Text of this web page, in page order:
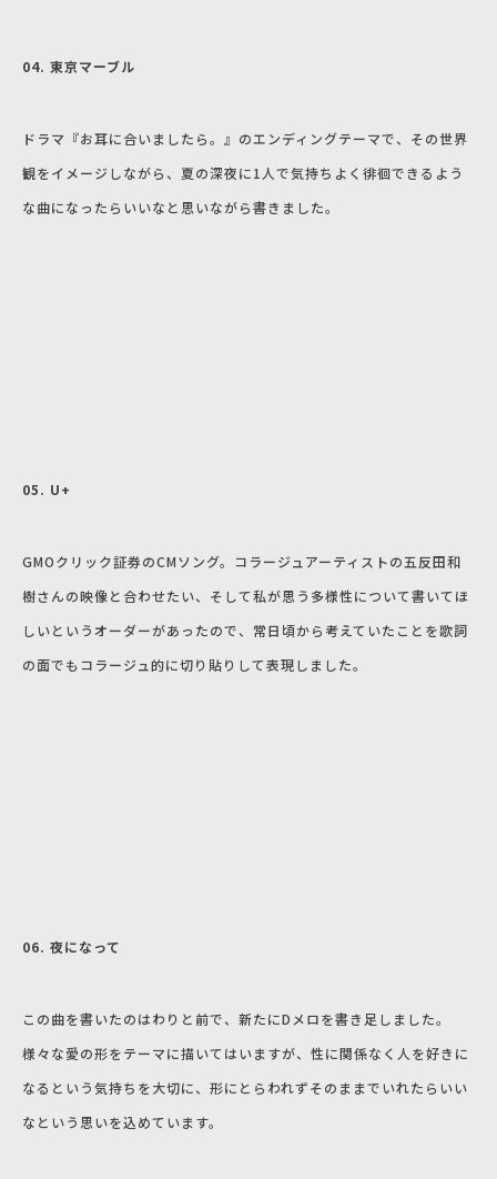
04. 東京マーブル
ドラマ『お耳に合いましたら。』のエンディングテーマで、その世界
観をイメージしながら、夏の深夜に1人で気持ちよく徘徊できるよう
な曲になったらいいなと思いながら書きました。
05. U+
GMOクリック証券のCMソング。コラージュアーティストの五反田和
樹さんの映像と合わせたい、そして私が思う多様性について書いてほ
しいというオーダーがあったので、常日頃から考えていたことを歌詞
の面でもコラージュ的に切り貼りして表現しました。
06. 夜になって
この曲を書いたのはわりと前で、新たにDメロを書き足しました。
様々な愛の形をテーマに描いてはいますが、性に関係なく人を好きに
なるという気持ちを大切に、形にとらわれずそのままでいれたらいい
なという思いを込めています。